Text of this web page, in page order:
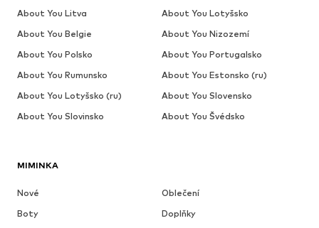
MIMINKA
Nové
Oblečení
Boty
Doplňky
About You Litva
About You Lotyšsko
About You Belgie
About You Nizozemí
About You Polsko
About You Portugalsko
About You Rumunsko
About You Estonsko (ru)
About You Lotyšsko (ru)
About You Slovensko
About You Slovinsko
About You Švédsko